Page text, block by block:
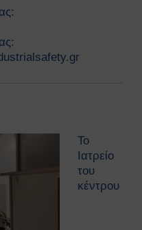
(ΚΑΡΠΑ) και
ώθησης (λαβή
Σύμβολα
χρήση εξοπλισμού
Ασφάλεια
Το
Ιατρείο
του
κέντρου